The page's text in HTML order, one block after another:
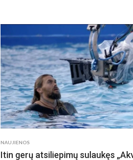
NAUJIENOS
Itin gerų atsiliepimų sulaukęs